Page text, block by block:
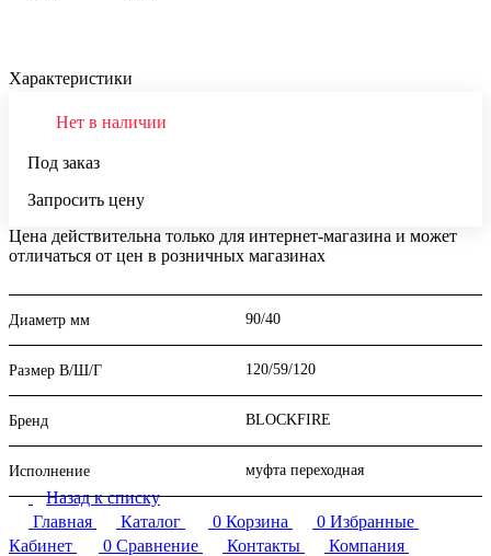
Характеристики
Нет в наличии
Под заказ
Запросить цену
Цена действительна только для интернет-магазина и может
отличаться от цен в розничных магазинах
Диаметр мм 90/40
Размер В/Ш/Г 120/59/120
Бренд BLOCKFIRE
Исполнение муфта переходная
Назад к списку
Главная
Каталог 0 Корзина 0 Избранные
Кабинет
0 Сравнение Контакты
Компания